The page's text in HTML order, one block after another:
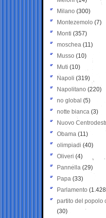
Milano (300)
Montezemolo (7)
Monti (357)
moschea (11)
Musso (10)
Muti (10)
Napoli (319)
Napolitano (220)
no global (5)
notte bianca (3)
Nuovo
Obama (11)
olimpiadi (40)
Oliveri (4)
Pannella (29)
Papa (33)
Parlamento
partito del popolo
(30)